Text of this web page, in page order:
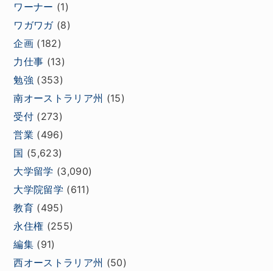
ワーナー (1)
ワガワガ(8)
企画 (182)
力仕事 (13)
勉強 (353)
南オーストラリア州 (15)
受付 (273)
営業 (496)
国 (5,623)
大学留学 (3,090)
大学院留学 (611)
教育 (495)
永住権 (255)
編集 (91)
西オーストラリア州 (50)